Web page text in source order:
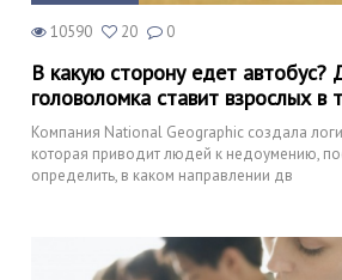
10590 20 0
В какую сторону едет автобус?
головоломка ставит взрослых в
Компания National Geographic создала
которая приводит людей к недоумению,
определить, в каком направлении дв